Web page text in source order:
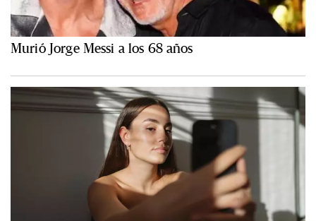
Murió Jorge Messi a los 68 años